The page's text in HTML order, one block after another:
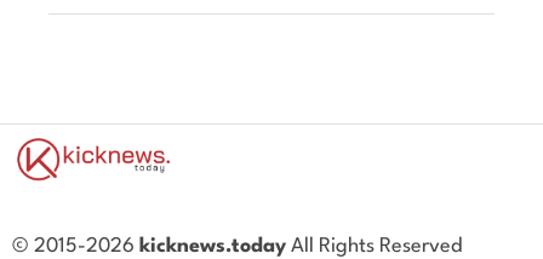
© 2015-2026 kicknews.today All Rights Reserved